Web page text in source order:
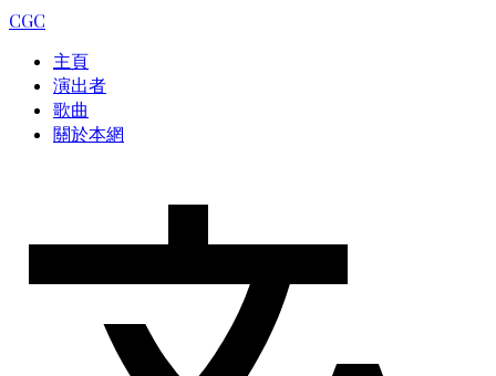
CGC
主頁
演出者
歌曲
關於本網